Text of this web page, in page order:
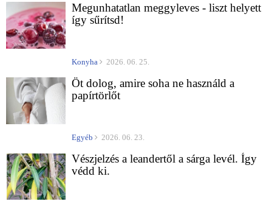
Megunhatatlan meggyleves - liszt helyett
így sűrítsd!
Konyha 2026. 06. 25.
Öt dolog, amire soha ne használd a
papírtörlőt
Egyéb 2026. 06. 23.
Vészjelzés a leandertől a sárga levél. Így
védd ki.